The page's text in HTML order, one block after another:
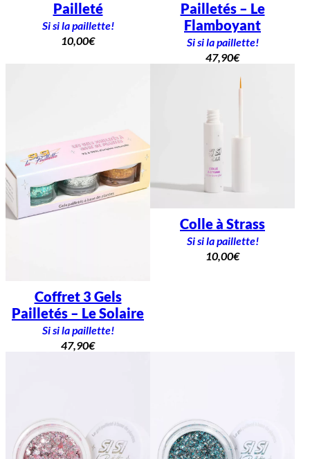
Pailleté
Si si la paillette!
10,00€
Pailletés – Le
Flamboyant
Si si la paillette!
47,90€
Coffret 3 Gels
Pailletés – Le Solaire
Si si la paillette!
47,90€
Colle à Strass
Si si la paillette!
10,00€